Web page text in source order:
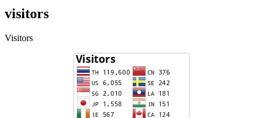
visitors
Visitors